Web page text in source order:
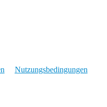
Nutzungsbedingungen